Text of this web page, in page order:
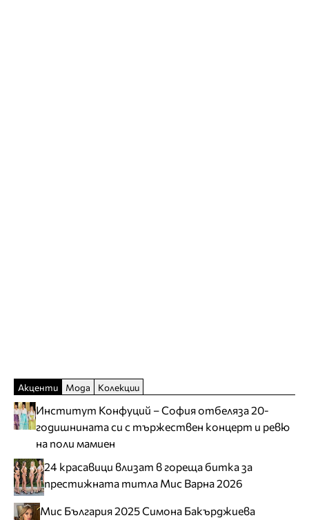
Акценти Мода Колекции
Институт Конфуций – София отбеляза 20-
годишнината си с тържествен концерт и ревю
на поли мамиен
24 красавици влизат в гореща битка за
престижната титла Мис Варна 2026
Мис България 2025 Симона Бакърджиева